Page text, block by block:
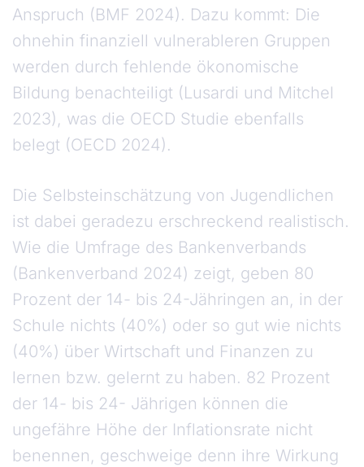
Anspruch (BMF 2024). Dazu kommt: Die
ohnehin finanziell vulnerableren Gruppen
werden durch fehlende ökonomische
Bildung benachteiligt (Lusardi und Mitchel
2023), was die OECD Studie ebenfalls
belegt (OECD 2024).
Die Selbsteinschätzung von Jugendlichen
ist dabei geradezu erschreckend realistisch.
Wie die Umfrage des Bankenverbands
(Bankenverband 2024) zeigt, geben 80
Prozent der 14- bis 24-Jähringen an, in der
Schule nichts (40%) oder so gut wie nichts
(40%) über Wirtschaft und Finanzen zu
lernen bzw. gelernt zu haben. 82 Prozent
der 14- bis 24- Jährigen können die
ungefähre Höhe der Inflationsrate nicht
benennen, geschweige denn ihre Wirkung